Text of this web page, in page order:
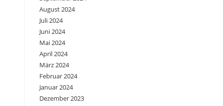
August 2024
Juli 2024
Juni 2024
Mai 2024
April 2024
März 2024
Februar 2024
Januar 2024
Dezember 2023